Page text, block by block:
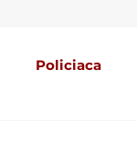
Policiaca